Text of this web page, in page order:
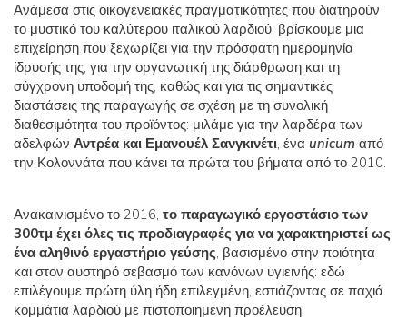
Ανάμεσα στις οικογενειακές πραγματικότητες που διατηρούν
το μυστικό του καλύτερου ιταλικού λαρδιού, βρίσκουμε μια
επιχείρηση που ξεχωρίζει για την πρόσφατη ημερομηνία
ίδρυσής της, για την οργανωτική της διάρθρωση και τη
σύγχρονη υποδομή της, καθώς και για τις σημαντικές
διαστάσεις της παραγωγής σε σχέση με τη συνολική
διαθεσιμότητα του προϊόντος: μιλάμε για την λαρδέρα των
αδελφών Αντρέα και Εμανουέλ Σανγκινέτι, ένα unicum από
την Κολοννάτα που κάνει τα πρώτα του βήματα από το 2010.
Ανακαινισμένο το 2016, το παραγωγικό εργοστάσιο των
300τμ έχει όλες τις προδιαγραφές για να χαρακτηριστεί ως
ένα αληθινό εργαστήριο γεύσης, βασισμένο στην ποιότητα
και στον αυστηρό σεβασμό των κανόνων υγιεινής: εδώ
επιλέγουμε πρώτη ύλη ήδη επιλεγμένη, εστιάζοντας σε παχιά
κομμάτια λαρδιού με πιστοποιημένη προέλευση.